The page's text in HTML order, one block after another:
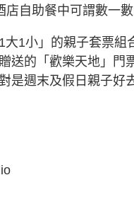
自助餐中可謂數一數
1小」的親子套票組
送的「歡樂天地」門
是週末及假日親子好